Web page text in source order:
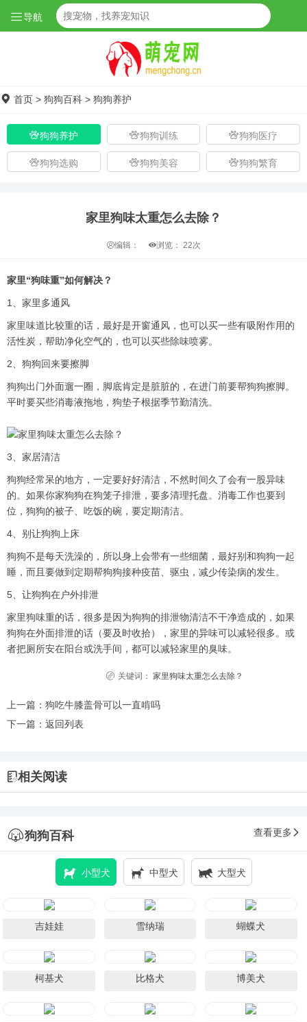
导航
首页 > 狗狗百科 > 狗狗养护
狗狗养护 狗狗训练 狗狗医疗
狗狗选购 狗狗美容 狗狗繁育
家里狗味太重怎么去除？
编辑： 浏览： 22次
家里“狗味重”如何解决？
1、家里多通风
家里味道比较重的话，最好是开窗通风，也可以买一些有吸附作用的
活性炭，帮助净化空气的，也可以买些除味喷雾。
2、狗狗回来要擦脚
狗狗出门外面遛一圈，脚底肯定是脏脏的，在进门前要帮狗狗擦脚。
平时要买些消毒液拖地，狗垫子根据季节勤清洗。
3、家居清洁
狗狗经常呆的地方，一定要好好清洁，不然时间久了会有一股异味
的。如果你家狗狗在狗笼子排泄，要多清理托盘。消毒工作也要到
位，狗狗的被子、吃饭的碗，要定期清洁。
4、别让狗狗上床
狗狗不是每天洗澡的，所以身上会带有一些细菌，最好别和狗狗一起
睡，而且要做到定期帮狗狗接种疫苗、驱虫，减少传染病的发生。
5、让狗狗在户外排泄
家里狗味重的话，很多是因为狗狗的排泄物清洁不干净造成的，如果
狗狗在外面排泄的话（要及时收拾），家里的异味可以减轻很多。或
者把厕所安在阳台或洗手间，都可以减轻家里的臭味。
关键词： 家里狗味太重怎么去除？
上一篇： 狗吃牛膝盖骨可以一直啃吗
下一篇： 返回列表
相关阅读
狗狗百科 查看更多
小型犬 中型犬 大型犬
吉娃娃 雪纳瑞 蝴蝶犬
柯基犬 比格犬 博美犬